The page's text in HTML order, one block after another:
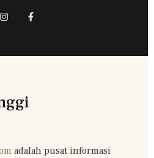
adalah pusat informasi